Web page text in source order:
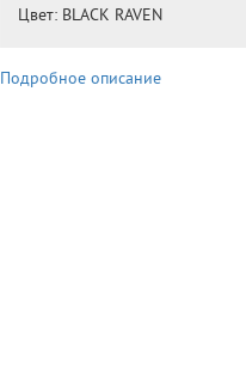
Цвет: BLACK RAVEN
Подробное описание